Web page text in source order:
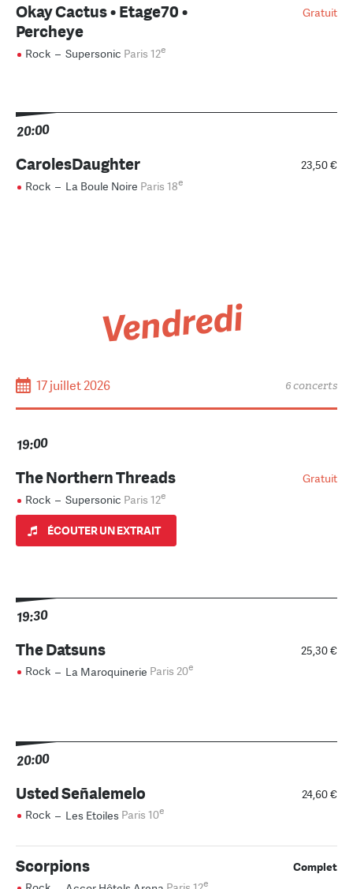
Gratuit
Okay Cactus • Etage70 •
Percheye
Rock – Supersonic Paris 12e
20:00
23,50 €
CarolesDaughter
Rock – La Boule Noire Paris 18e
Vendredi
17 juillet 2026 6 concerts
19:00
Gratuit
The Northern Threads
Rock – Supersonic Paris 12e
ÉCOUTER UN EXTRAIT
19:30
25,30 €
The Datsuns
Rock – La Maroquinerie Paris 20e
20:00
24,60 €
Usted Señalemelo
Rock – Les Etoiles Paris 10e
Complet
Scorpions
e